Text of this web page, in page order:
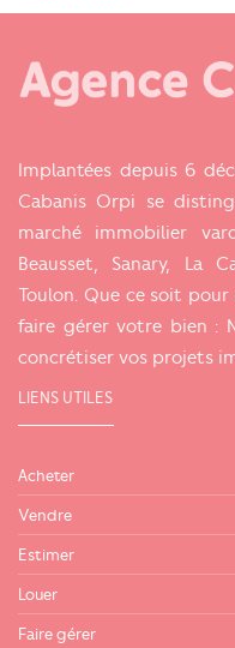
Implantées depuis 6
Cabanis Orpi se
marché immobilier
Beausset, Sanary, La
Toulon. Que ce soit
faire gérer votre bien :
concrétiser vos projets
LIENS UTILES
Acheter
Vendre
Estimer
Louer
Faire gérer